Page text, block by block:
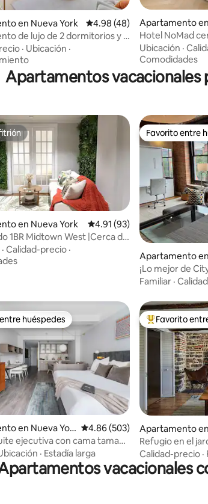
de 5, 302 reseñas
en Nueva York Calificación promedio: 4.98
4.98 (48)
de lujo de 2 dormitorios y 2
de diseño y vistas
· Ubicación ·
Apartamento
Hotel NoMad
Quinta Avenida
Ubicación ·
Comodidades
Apartamentos vacacionales
de 5, 66 reseñas
en Nueva York Calificación promedio: 4.91
4.91 (93)
1BR Midtown West |Cerca de
Times Sq
· Calidad-precio ·
Favorito entre
Favorito entre
Apartamento
¡Lo mejor de
Square!
Familiar ·
de 5, 315 reseñas
huéspedes
huéspedes
en Nueva Yor
Calificación promedio: 4.86 de
4.86 (503)
ejecutiva con cama tamaño
cama
· Estadía larga
Favorito entre
Favorito
Apartamento
Refugio en el
de piedra de
Calidad-precio ·
vacacionales